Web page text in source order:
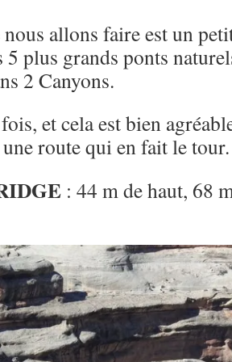
allons faire est un
5 plus grands ponts
2 Canyons.
et cela est bien
route qui en fait le tour.
: 44 m de haut, 68